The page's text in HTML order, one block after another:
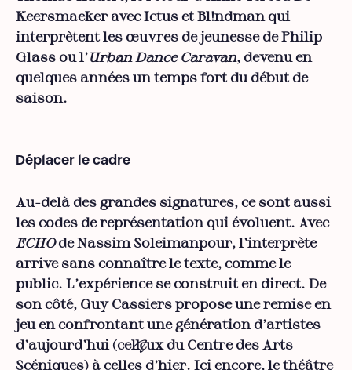
Keersmaeker avec Ictus et Bl!ndman qui
interprètent les œuvres de jeunesse de Philip
Glass ou l’Urban Dance Caravan, devenu en
quelques années un temps fort du début de
saison.
Déplacer le cadre
Au-delà des grandes signatures, ce sont aussi
les codes de représentation qui évoluent. Avec
ECHOde Nassim Soleimanpour, l’interprète
arrive sans connaître le texte, comme le
public. L’expérience se construit en direct. De
son côté, Guy Cassiers propose une remise en
jeu en confrontant une génération d’artistes
d’aujourd’hui (cel·leux du Centre des Arts
Scéniques) à celles d’hier. Ici encore, le théâtre